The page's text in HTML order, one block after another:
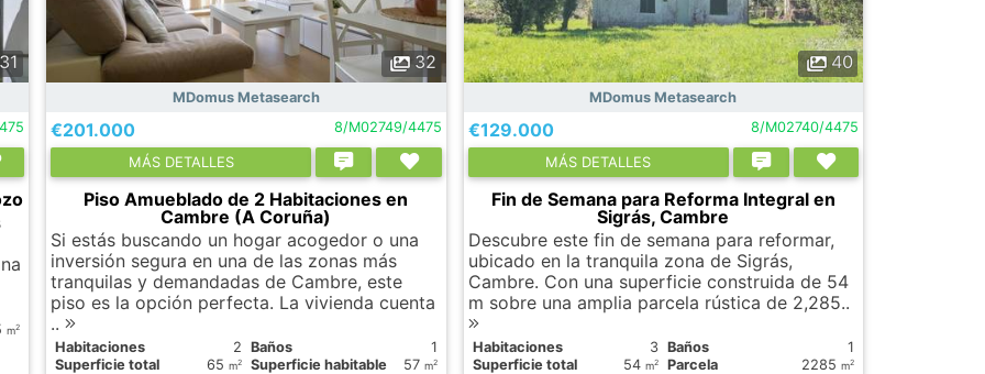
31
m2
32
MDomus Metasearch
€201.000 8/M02749/4475
МÁS DETALLES
Piso Amueblado de 2 Habitaciones en
Cambre (A Coruña)
Si estás buscando un hogar acogedor o una
inversión segura en una de las zonas más
tranquilas y demandadas de Cambre, este
piso es la opción perfecta. La vivienda cuenta
..
Habitaciones 2 Baños
1
Superficie total
65 m2 Superficie habitable 57 m2
40
MDomus Metasearch
€129.000 8/M02740/4475
МÁS DETALLES
Fin de Semana para Reforma Integral en
Sigrás, Cambre
Descubre este fin de semana para reformar,
ubicado en la tranquila zona de Sigrás,
Cambre. Con una superficie construida de 54
m sobre una amplia parcela rústica de 2,285..
Habitaciones 3 Baños
1
Superficie total
54m2 Parcela 2285 m2